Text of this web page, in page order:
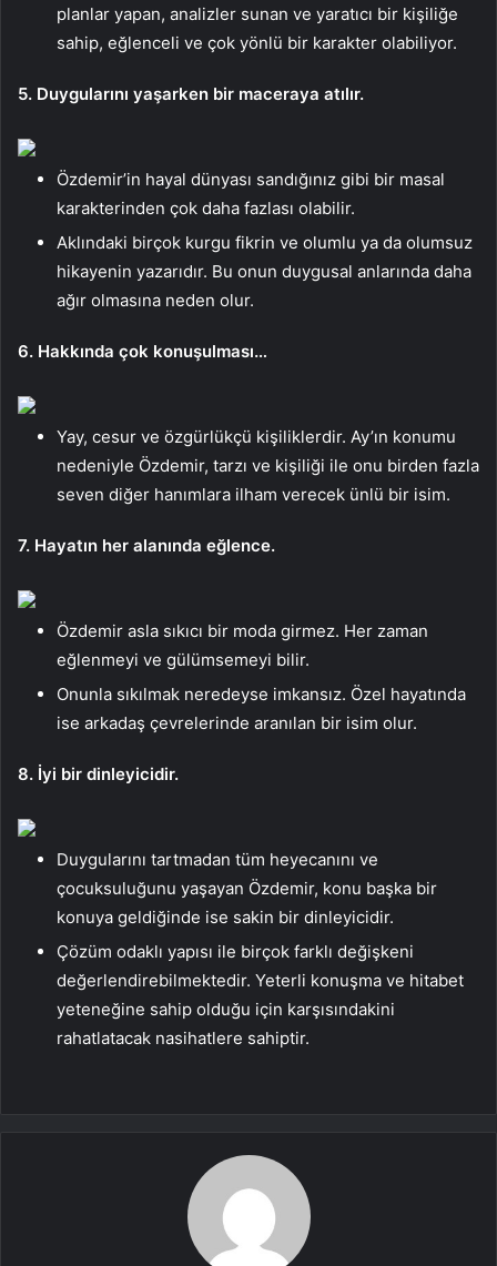
planlar yapan, analizler sunan ve yaratıcı bir kişiliğe
sahip, eğlenceli ve çok yönlü bir karakter olabiliyor.
5. Duygularını yaşarken bir maceraya atılır.
Özdemir’in hayal dünyası sandığınız gibi bir masal
karakterinden çok daha fazlası olabilir.
Aklındaki birçok kurgu fikrin ve olumlu ya da olumsuz
hikayenin yazarıdır. Bu onun duygusal anlarında daha
ağır olmasına neden olur.
6. Hakkında çok konuşulması…
Yay, cesur ve özgürlükçü kişiliklerdir. Ay’ın konumu
nedeniyle Özdemir, tarzı ve kişiliği ile onu birden fazla
seven diğer hanımlara ilham verecek ünlü bir isim.
7. Hayatın her alanında eğlence.
Özdemir asla sıkıcı bir moda girmez. Her zaman
eğlenmeyi ve gülümsemeyi bilir.
Onunla sıkılmak neredeyse imkansız. Özel hayatında
ise arkadaş çevrelerinde aranılan bir isim olur.
8. İyi bir dinleyicidir.
Duygularını tartmadan tüm heyecanını ve
çocuksuluğunu yaşayan Özdemir, konu başka bir
konuya geldiğinde ise sakin bir dinleyicidir.
Çözüm odaklı yapısı ile birçok farklı değişkeni
değerlendirebilmektedir. Yeterli konuşma ve hitabet
yeteneğine sahip olduğu için karşısındakini
rahatlatacak nasihatlere sahiptir.